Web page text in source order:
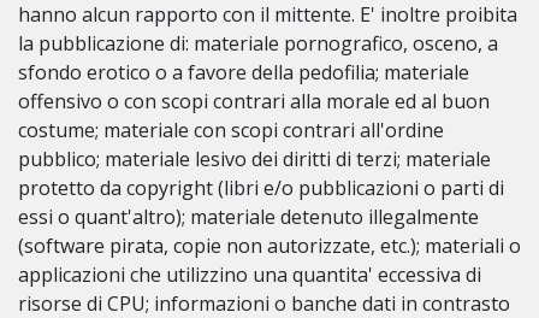
hanno alcun rapporto con il mittente. E' inoltre proibita
la pubblicazione di: materiale pornografico, osceno, a
sfondo erotico o a favore della pedofilia; materiale
offensivo o con scopi contrari alla morale ed al buon
costume; materiale con scopi contrari all'ordine
pubblico; materiale lesivo dei diritti di terzi; materiale
protetto da copyright (libri e/o pubblicazioni o parti di
essi o quant'altro); materiale detenuto illegalmente
(software pirata, copie non autorizzate, etc.); materiali o
applicazioni che utilizzino una quantita' eccessiva di
risorse di CPU; informazioni o banche dati in contrasto